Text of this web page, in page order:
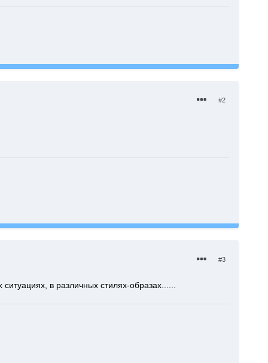
#2
#3
в различных стилях-образах......